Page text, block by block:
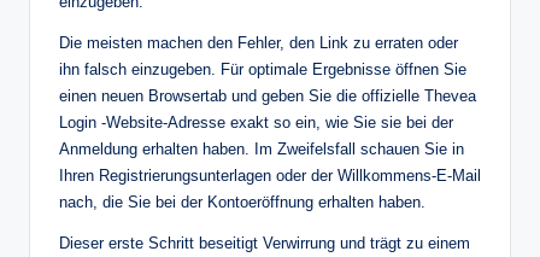
Die meisten machen den Fehler, den Link zu erraten oder
ihn falsch einzugeben. Für optimale Ergebnisse öffnen Sie
einen neuen Browsertab und geben Sie die offizielle Thevea
Login -Website-Adresse exakt so ein, wie Sie sie bei der
Anmeldung erhalten haben. Im Zweifelsfall schauen Sie in
Ihren Registrierungsunterlagen oder der Willkommens-E-Mail
nach, die Sie bei der Kontoeröffnung erhalten haben.
Dieser erste Schritt beseitigt Verwirrung und trägt zu einem